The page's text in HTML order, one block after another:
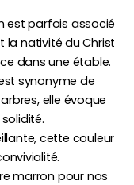
€23.00
est parfois associé
la nativité du Christ
dans une étable.
synonyme de
elle évoque
cette couleur
marron pour nos